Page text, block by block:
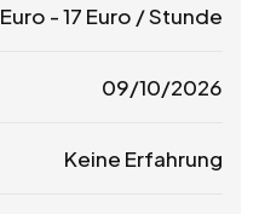
Euro -17 Euro / Stunde
09/10/2026
Keine Erfahrung